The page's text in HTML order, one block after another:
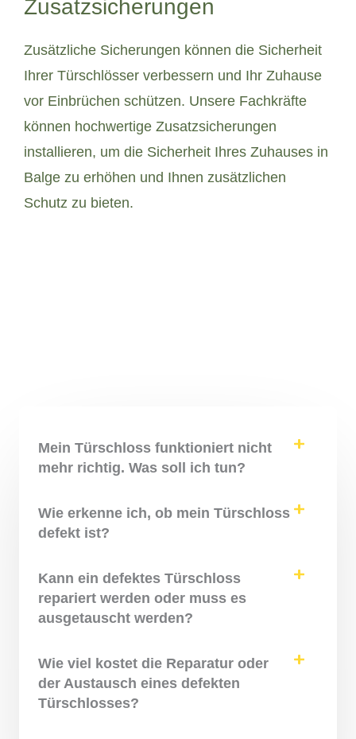
Zusatzsicherungen
Zusätzliche Sicherungen können die Sicherheit
Ihrer Türschlösser verbessern und Ihr Zuhause
vor Einbrüchen schützen. Unsere Fachkräfte
können hochwertige Zusatzsicherungen
installieren, um die Sicherheit Ihres Zuhauses in
Balge zu erhöhen und Ihnen zusätzlichen
Schutz zu bieten.
Mein Türschloss funktioniert nicht
mehr richtig. Was soll ich tun?
Wie erkenne ich, ob mein Türschloss
defekt ist?
Kann ein defektes Türschloss
repariert werden oder muss es
ausgetauscht werden?
Wie viel kostet die Reparatur oder
der Austausch eines defekten
Türschlosses?